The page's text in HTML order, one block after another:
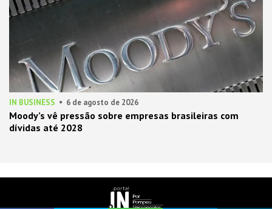
IN BUSINESS 6 de agosto de 2026
Moody’s vê pressão sobre empresas brasileiras com
dívidas até 2028